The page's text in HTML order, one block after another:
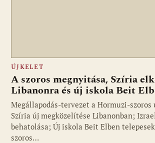
ÚJKELET
A szoros megnyitása, Szíria
Libanonra és új iskola Beit
Megállapodás-tervezet a Hormuzi-
Szíria új megközelítése Libanonban;
behatolása; Új iskola Beit Elben
szoros…